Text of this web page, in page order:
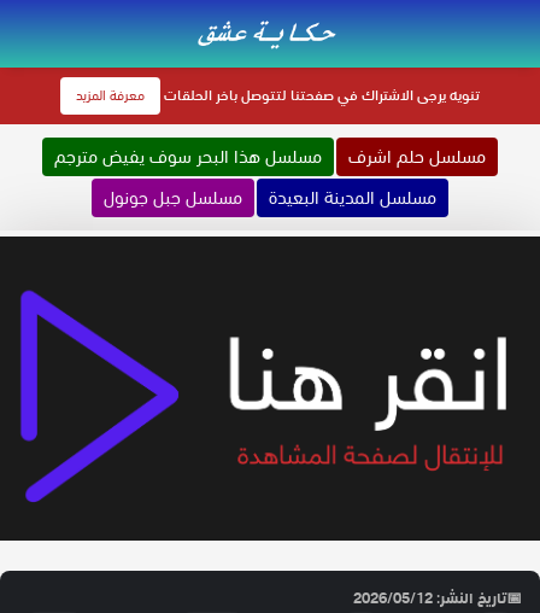
تنويهيرجى الاشتراك في صفحتنا لتتوصل باخر الحلقات معرفة المزيد
مسلسل حلم اشرف
مسلسل هذا البحر سوف يفيض مترجم
مسلسل المدينة البعيدة
مسلسل جبل جونول
📅تاريخ النشر: 2026/05/12